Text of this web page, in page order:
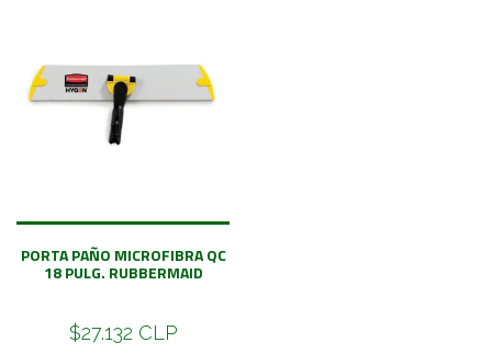
PORTA PAÑO MICROFIBRA QC
18 PULG. RUBBERMAID
$27.132 CLP